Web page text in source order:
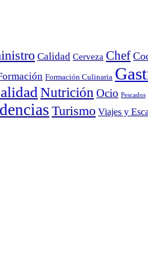
Calidad Cerveza Chef
Formación Culinaria
Nutrición Ocio Pescados
Turismo Viajes y